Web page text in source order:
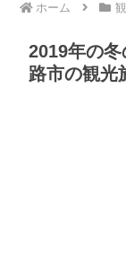
ホーム
2019年の
路市の観光